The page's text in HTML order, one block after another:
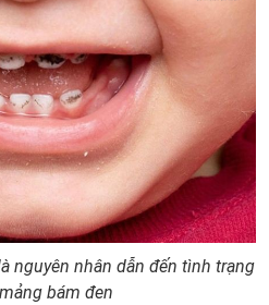
nguyên nhân dẫn đến tình trạng
bám đen